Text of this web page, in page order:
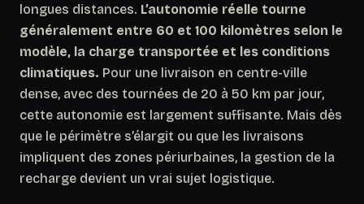
longues distances. L’autonomie réelle tourne
généralement entre 60 et 100 kilomètres selon le
modèle, la charge transportée et les conditions
climatiques. Pour une livraison en centre-ville
dense, avec des tournées de 20 à 50 km par jour,
cette autonomie est largement suffisante. Mais dès
que le périmètre s’élargit ou que les livraisons
impliquent des zones périurbaines, la gestion de la
recharge devient un vrai sujet logistique.